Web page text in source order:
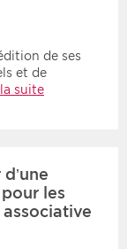
de ses
et de
suite
les